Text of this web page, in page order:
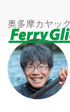
奥多摩カヤッ
２０２２年多